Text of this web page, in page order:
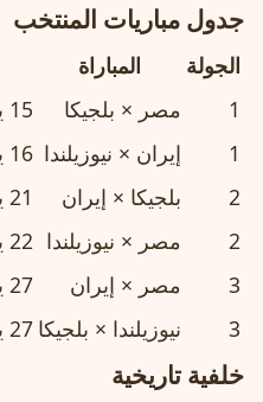
جدول مباريات المنتخب
الجولة المباراة
1
مصر × بلجيكا 15 يونيو 2026
1
إيران × نيوزيلندا 16 يونيو 2026
2
بلجيكا × إيران 21 يونيو 2026
2
مصر × نيوزيلندا 22 يونيو 2026
3
مصر × إيران 27 يونيو 2026
3
نيوزيلندا × بلجيكا 27 يونيو 2026
خلفية تاريخية